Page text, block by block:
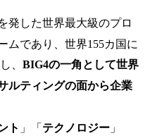
発した世界最大級のプロ
ムであり、世界155カ国に
、 BIG4の一角として世界
ルティングの面から企業
ト 」「 テクノロジー 」